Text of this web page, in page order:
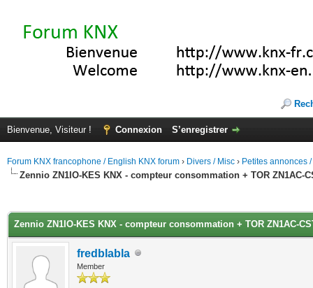
Bienvenue, Visiteur ! Connexion S’enregistrer
Forum KNX francophone / English KNX forum › Divers / Misc › Petites annonces
Zennio ZN1IO-KES KNX - compteur consommation + TOR ZN1AC-
Zennio ZN1IO-KES KNX - compteur consommation + TOR ZN1AC-
fredblabla
Member